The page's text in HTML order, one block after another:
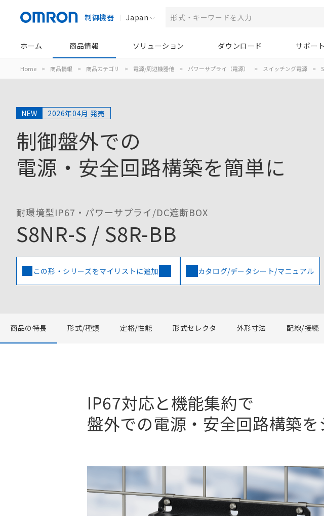
制御機器 Japan
ホーム 商品情報 ソリューション ダウンロード サポート
Home > 商品情報 > 商品カテゴリ > 電源/周辺機器他 > パワーサプライ（電源） > スイッチング電源 >
NEW 2026年04月 発売
制御盤外での
電源・安全回路構築を簡単に
耐環境型IP67・パワーサプライ/DC遮断BOX
S8NR-S / S8R-BB
この形・シリーズをマイリストに追加 カタログ/データシート/マニュアル
商品の特長 形式/種類 定格/性能 形式セレクタ 外形寸法 配線/接続
IP67対応と機能集約で
盤外での電源・安全回路構築